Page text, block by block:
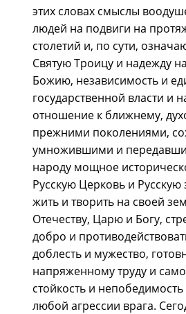
этих словах смыслы
людей на подвиги на
столетий и, по сути,
Святую Троицу и надежду
Божию, независимость и
государственной власти и
отношение к ближнему,
прежними поколениями,
умножившими и
народу мощное
Русскую Церковь и
жить и творить на своей
Отечеству, Царю и Богу,
добро и
доблесть и мужество,
напряженному труду и
стойкость и
любой агрессии врага.